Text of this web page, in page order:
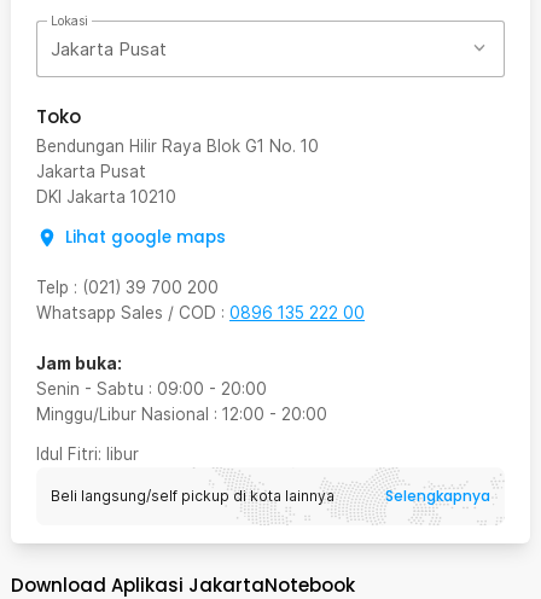
Lokasi
Jakarta Pusat
Toko
Bendungan Hilir Raya Blok G1 No. 10
Jakarta Pusat
DKI Jakarta 10210
Lihat google maps
Telp : (021) 39 700 200
Whatsapp Sales / COD : 0896 135 222 00
Jam buka:
Senin - Sabtu : 09:00 - 20:00
Minggu/Libur Nasional : 12:00 - 20:00
Idul Fitri: libur
Beli langsung/self pickup di kota lainnya Selengkapnya
Download Aplikasi JakartaNotebook